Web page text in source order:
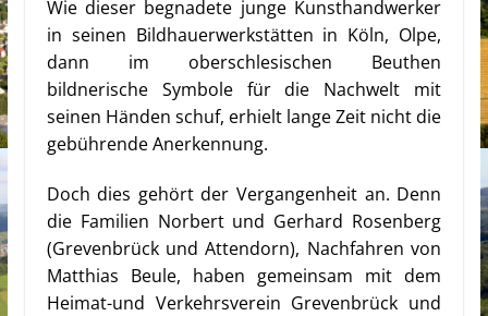
Wie dieser begnadete junge Kunsthandwerker
in seinen Bildhauerwerkstätten in Köln, Olpe,
dann im oberschlesischen Beuthen
bildnerische Symbole für die Nachwelt mit
seinen Händen schuf, erhielt lange Zeit nicht die
gebührende Anerkennung.
Doch dies gehört der Vergangenheit an. Denn
die Familien Norbert und Gerhard Rosenberg
(Grevenbrück und Attendorn), Nachfahren von
Matthias Beule, haben gemeinsam mit dem
Heimat-und Verkehrsverein Grevenbrück und